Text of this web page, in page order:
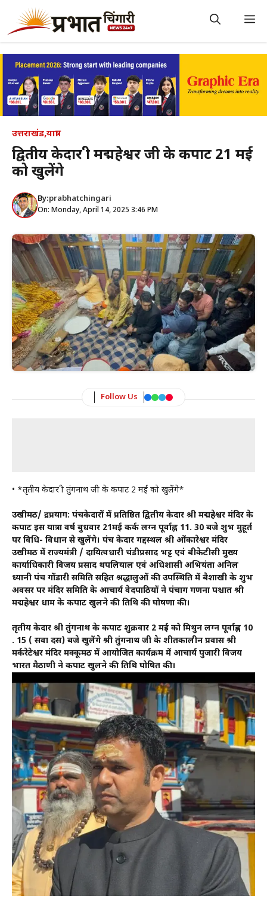
content
उत्तराखंड,यात्रा
द्वितीय केदार श्री मद्महेश्वर जी के कपाट 21 मई
को खुलेंगे
By:prabhatchingari
On: Monday, April 14, 2025 3:46 PM
Follow Us
• *तृतीय केदार श्री तुंगनाथ जी के कपाट 2 मई को खुलेंगे*
उखीमठ/ रूद्रप्रयाग: पंचकेदारों में प्रतिष्ठित द्वितीय केदार श्री मद्महेश्वर मंदिर के
कपाट इस यात्रा वर्ष बुधवार 21मई कर्क लग्न पूर्वाह्न 11. 30 बजे शुभ मुहूर्त
पर विधि- विधान से खुलेंगे। पंच केदार गद्दस्थल श्री ओंकारेश्वर मंदिर
उखीमठ में राज्यमंत्री / दायित्वधारी चंडीप्रसाद भट्ट एवं बीकेटीसी मुख्य
कार्याधिकारी विजय प्रसाद थपलियाल एवं अधिशासी अभियंता अनिल
ध्यानी पंच गोंडारी समिति सहित श्रद्धालुओं की उपस्थिति में बैशाखी के शुभ
अवसर पर मंदिर समिति के आचार्य वेदपाठियों ने पंचाग गणना पश्चात श्री
मद्महेश्वर धाम के कपाट खुलने की तिथि की घोषणा की।
तृतीय केदार श्री तुंगनाथ के कपाट शुक्रवार 2 मई को मिथुन लग्न पूर्वाह्न 10
. 15 ( सवा दस) बजे खुलेंगे श्री तुंगनाथ जी के शीतकालीन प्रवास श्री
मर्करेटेश्वर मंदिर मक्कूमठ में आयोजित कार्यक्रम में आचार्य पुजारी विजय
भारत मैठाणी ने कपाट खुलने की तिथि घोषित की।